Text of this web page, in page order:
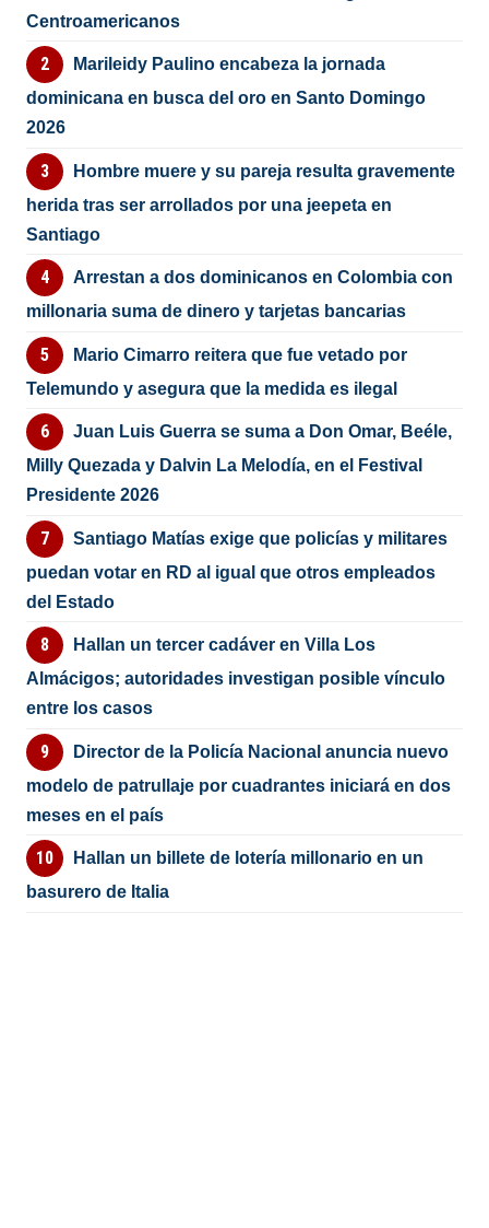
Centroamericanos
Marileidy Paulino encabeza la jornada
dominicana en busca del oro en Santo Domingo
2026
Hombre muere y su pareja resulta gravemente
herida tras ser arrollados por una jeepeta en
Santiago
Arrestan a dos dominicanos en Colombia con
millonaria suma de dinero y tarjetas bancarias
Mario Cimarro reitera que fue vetado por
Telemundo y asegura que la medida es ilegal
Juan Luis Guerra se suma a Don Omar, Beéle,
Milly Quezada y Dalvin La Melodía, en el Festival
Presidente 2026
Santiago Matías exige que policías y militares
puedan votar en RD al igual que otros empleados
del Estado
Hallan un tercer cadáver en Villa Los
Almácigos; autoridades investigan posible vínculo
entre los casos
Director de la Policía Nacional anuncia nuevo
modelo de patrullaje por cuadrantes iniciará en dos
meses en el país
Hallan un billete de lotería millonario en un
basurero de Italia